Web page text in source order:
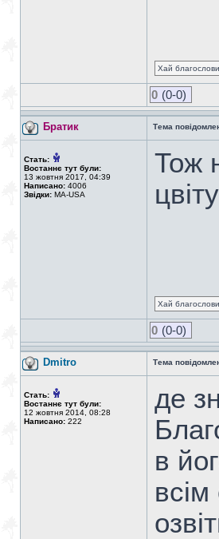
Хай
0 (0-0)
Братик Тема
Стать:
Востаннє тут були:
13 жовтня 2017, 04:39
Написано: 4006
Звідки: MA-USA
Тож
Хай
0 (0-0)
Dmitro Тема
Стать:
Востаннє тут були:
12 жовтня 2014, 08:28
Написано: 222
де
в